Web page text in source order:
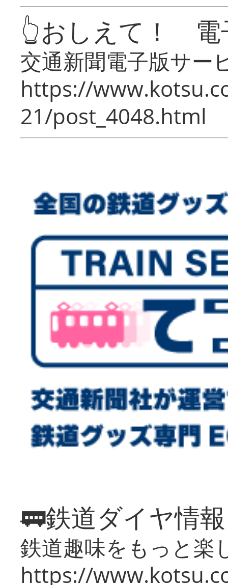
👆おしえて！ 電
交通新聞電子版サー
https://
21/post_4048.html
🚃鉄道ダイヤ情
鉄道趣味をもっと楽
https://